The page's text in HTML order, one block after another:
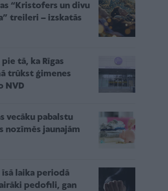
“Kristofers un divu
treileri – izskatās
tā, ka Rīgas
trūkst ģimenes
NVD
vecāku pabalstu
nozīmēs jaunajām
īsā laika periodā
pedofili, gan